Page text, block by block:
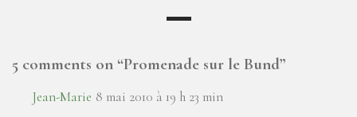
5 comments on “Promenade sur le Bund”
Jean-Marie 8 mai 2010 à 19 h 23 min